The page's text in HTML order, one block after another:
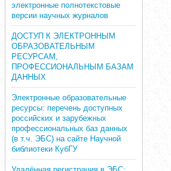
электронные полнотекстовые
версии научных журналов
ДОСТУП К ЭЛЕКТРОННЫМ
ОБРАЗОВАТЕЛЬНЫМ
РЕСУРСАМ,
ПРОФЕССИОНАЛЬНЫМ БАЗАМ
ДАННЫХ
Электронные образовательные
ресурсы: перечень доступных
российских и зарубежных
профессиональных баз данных
(в т.ч. ЭБС) на сайте Научной
библиотеки КубГУ